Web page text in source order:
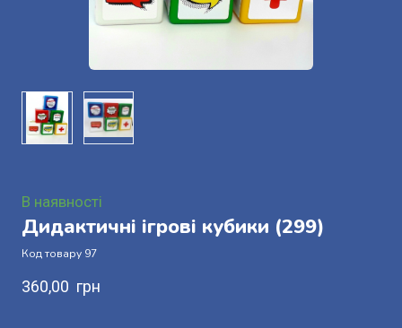
В наявності
Дидактичні ігрові кубики (299)
Код товару 97
360,00  грн